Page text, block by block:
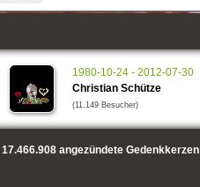
1980-10-24 - 2012-07-30
Christian Schütze
(11.149 Besucher)
17.466.908angezündete Gedenkkerzen